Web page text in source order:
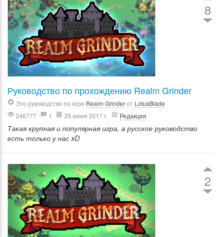
8
Руководство по прохождению Realm Grinder
Это руководство по игре Realm Grinderот LotusBlade
246777
1 29 июня 2017 г. Редакция
Такая крупная и популярная игра, а русское руководство
есть только у нас xD
2